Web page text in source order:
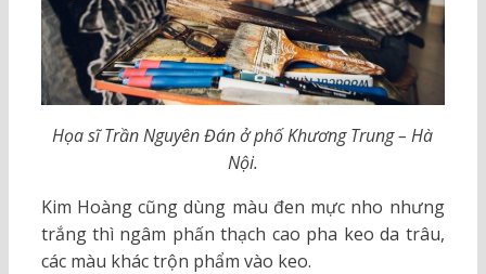
Họa sĩ Trần Nguyên Đán ở phố Khương Trung – Hà
Nội.
Kim Hoàng cũng dùng màu đen mực nho nhưng
trắng thì ngâm phấn thạch cao pha keo da trâu,
các màu khác trộn phẩm vào keo.